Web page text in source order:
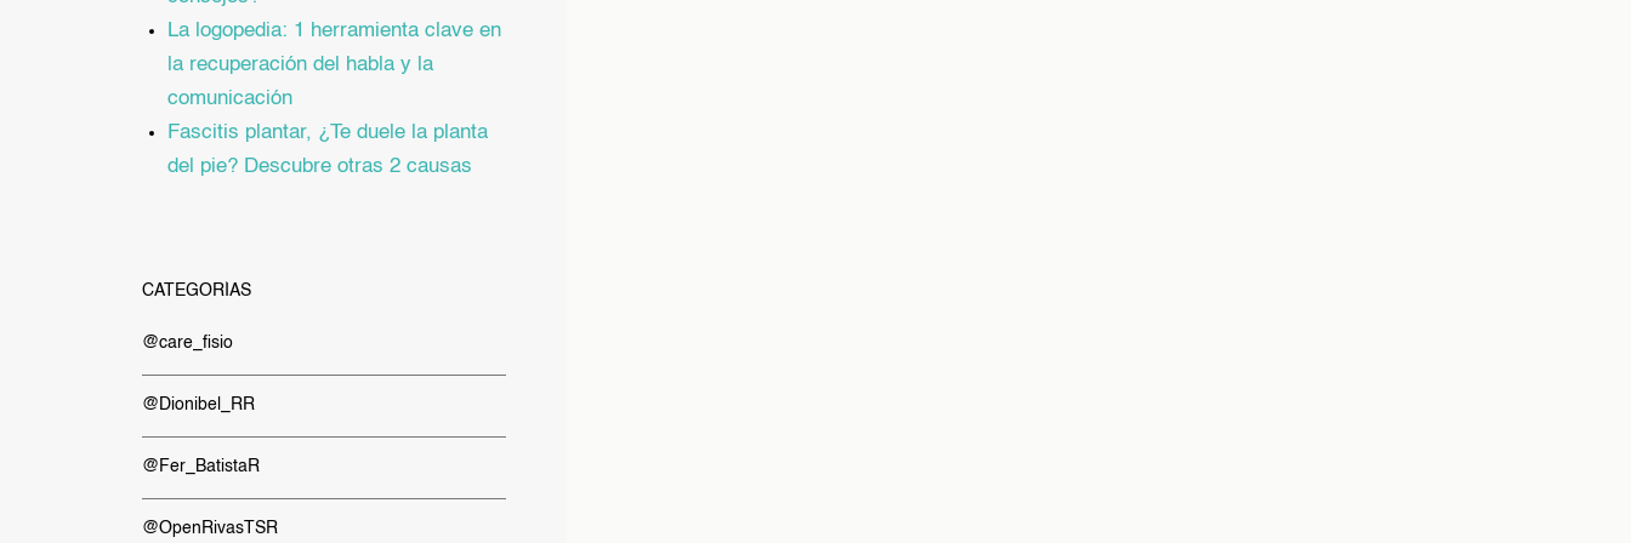
La logopedia: 1 herramienta clave en
la recuperación del habla y la
comunicación
Fascitis plantar, ¿Te duele la planta
del pie? Descubre otras 2 causas
CATEGORÍAS
@care_fisio
@Dionibel_RR
@Fer_BatistaR
@OpenRivasTSR